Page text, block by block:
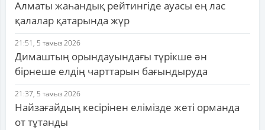
Алматы жаһандық рейтингіде ауасы ең лас
қалалар қатарында жүр
21:51, 5 тамыз 2026
Димаштың орындауындағы түрікше ән
бірнеше елдің чарттарын бағындыруда
21:37, 5 тамыз 2026
Найзағайдың кесірінен елімізде жеті орманда
от тұтанды